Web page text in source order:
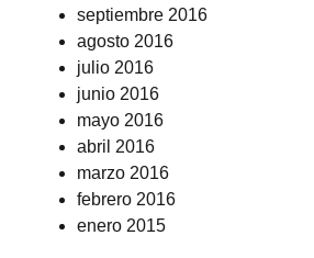
septiembre 2016
agosto 2016
julio 2016
junio 2016
mayo 2016
abril 2016
marzo 2016
febrero 2016
enero 2015